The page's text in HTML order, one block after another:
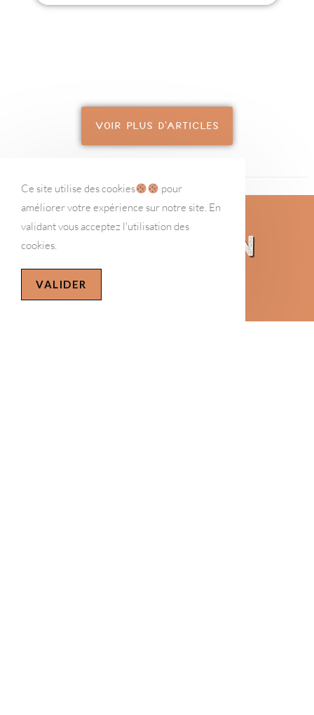
VOIR PLUS D'ARTICLES
MyDeliPression
Ce site utilise des cookies
pour
améliorer votre expérience sur notre site. En
validant vous acceptez l'utilisation des
cookies.
VALIDER